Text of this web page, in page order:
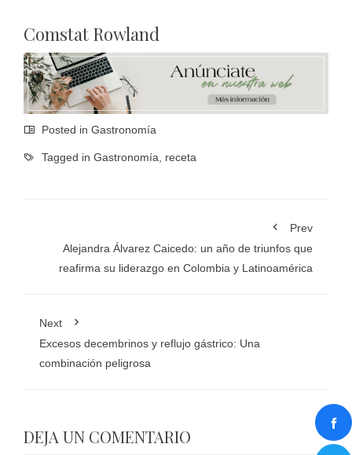
Comstat Rowland
Posted in Gastronomía
Tagged in Gastronomía receta
Prev
Alejandra Álvarez Caicedo: un año de triunfos que
reafirma su liderazgo en Colombia y Latinoamérica
Next
Excesos decembrinos y reflujo gástrico: Una
combinación peligrosa
DEJA UN COMENTARIO